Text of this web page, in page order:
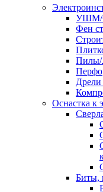
Фен
Пилы/
Оснастка к
Биты,